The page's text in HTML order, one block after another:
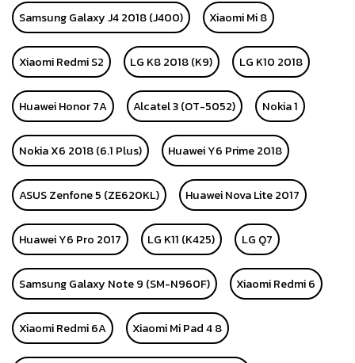
Samsung Galaxy J4 2018 (J400) Xiaomi Mi 8
Xiaomi Redmi S2 LG K8 2018 (K9) LG K10 2018
Huawei Honor 7A Alcatel 3 (OT-5052) Nokia 1
Nokia X6 2018 (6.1 Plus) Huawei Y6 Prime 2018
ASUS Zenfone 5 (ZE620KL) Huawei Nova Lite 2017
Huawei Y6 Pro 2017 LG K11 (K425) LG Q7
Samsung Galaxy Note 9 (SM-N960F) Xiaomi Redmi 6
Xiaomi Redmi 6A Xiaomi Mi Pad 4 8